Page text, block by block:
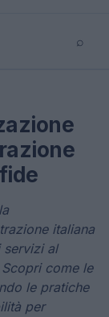
⌕
italiana
al
come le
le pratiche
per